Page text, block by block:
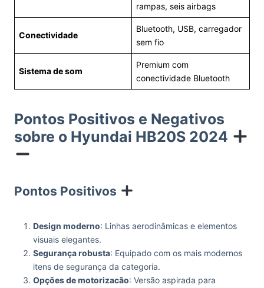
rampas, seis airbags
Conectividade
Bluetooth, USB, carregador
sem fio
Sistema de som
Premium com
conectividade Bluetooth
Pontos Positivos e Negativos
sobre o Hyundai HB20S 2024
Pontos Positivos
Design moderno: Linhas aerodinâmicas e elementos
visuais elegantes.
Segurança robusta: Equipado com os mais modernos
itens de segurança da categoria.
Opções de motorizacão: Versão aspirada para